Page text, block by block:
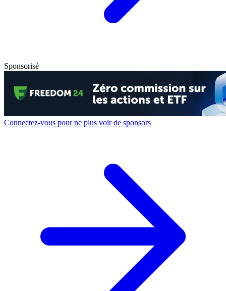
Sponsorisé
Connectez-vous pour ne plus voir de sponsors